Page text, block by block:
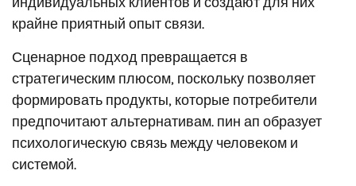
крайне приятный опыт связи.
Сценарное подход превращается в
стратегическим плюсом, поскольку позволяет
формировать продукты, которые потребители
предпочитают альтернативам. пин ап образует
психологическую связь между человеком и
системой.